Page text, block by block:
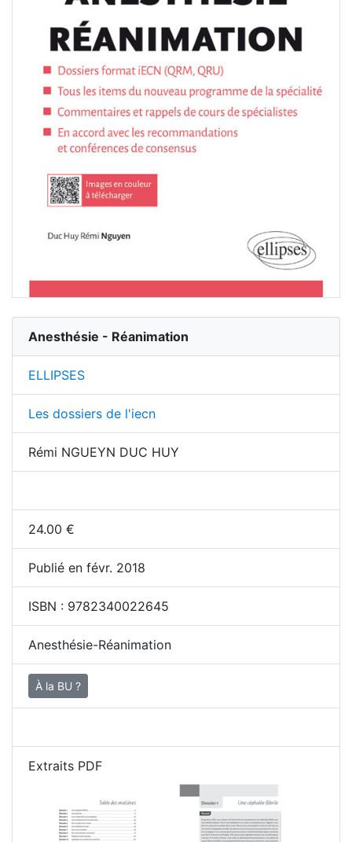
Anesthésie - Réanimation
ELLIPSES
Les dossiers de l'iecn
Rémi NGUEYN DUC HUY
24.00 €
Publié en févr. 2018
ISBN : 9782340022645
Anesthésie-Réanimation
À la BU ?
Extraits PDF